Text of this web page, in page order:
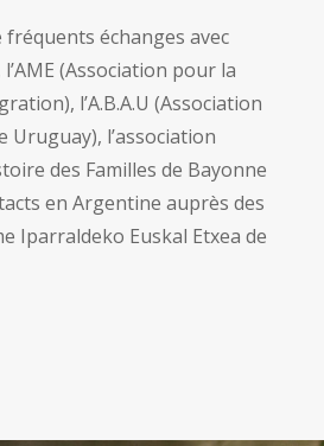
fréquents échanges avec
(Association pour la
l’A.B.A.U (Association
l’association
des Familles de Bayonne
en Argentine auprès des
Iparraldeko Euskal Etxea de